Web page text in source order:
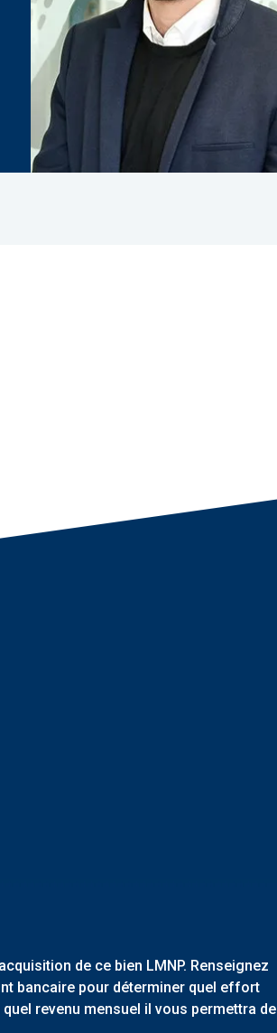
SUR SEINE - 01 84 78 46 50 - Plus
au statut juridique de la
moyen annuel quote-part du
cours. Honoraires à la charge
de ce bien LMNP. Renseignez
bancaire pour déterminer quel effort
revenu mensuel il vous permettra de